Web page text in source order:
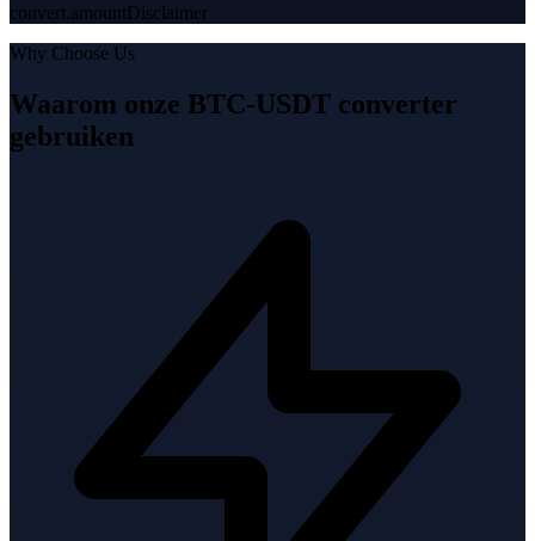
convert.amountDisclaimer
Why Choose Us
Waarom onze BTC-USDT converter
gebruiken